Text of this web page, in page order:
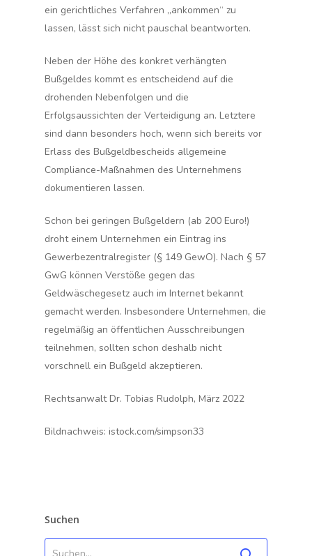
ein gerichtliches Verfahren „ankommen“ zu
lassen, lässt sich nicht pauschal beantworten.
Neben der Höhe des konkret verhängten
Bußgeldes kommt es entscheidend auf die
drohenden Nebenfolgen und die
Erfolgsaussichten der Verteidigung an. Letztere
sind dann besonders hoch, wenn sich bereits vor
Erlass des Bußgeldbescheids allgemeine
Compliance-Maßnahmen des Unternehmens
dokumentieren lassen.
Schon bei geringen Bußgeldern (ab 200 Euro!)
droht einem Unternehmen ein Eintrag ins
Gewerbezentralregister (§ 149 GewO). Nach § 57
GwG können Verstöße gegen das
Geldwäschegesetz auch im Internet bekannt
gemacht werden. Insbesondere Unternehmen, die
regelmäßig an öffentlichen Ausschreibungen
teilnehmen, sollten schon deshalb nicht
vorschnell ein Bußgeld akzeptieren.
Rechtsanwalt Dr. Tobias Rudolph, März 2022
Bildnachweis: istock.com/simpson33
Suchen